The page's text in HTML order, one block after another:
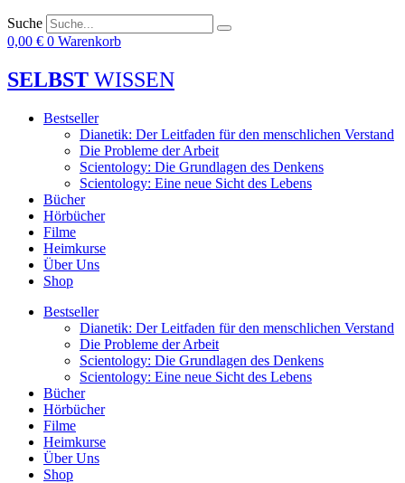
Suche
0,00 € 0 Warenkorb
SELBST WISSEN
Bestseller
Dianetik: Der Leitfaden für den menschlichen Verstand
Die Probleme der Arbeit
Scientology: Die Grundlagen des Denkens
Scientology: Eine neue Sicht des Lebens
Bücher
Hörbücher
Filme
Heimkurse
Über Uns
Shop
Bestseller
Dianetik: Der Leitfaden für den menschlichen Verstand
Die Probleme der Arbeit
Scientology: Die Grundlagen des Denkens
Scientology: Eine neue Sicht des Lebens
Bücher
Hörbücher
Filme
Heimkurse
Über Uns
Shop